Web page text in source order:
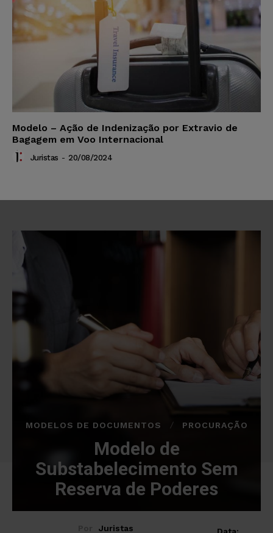
Modelo – Ação de Indenização por Extravio de
Bagagem em Voo Internacional
Juristas - 20/08/2024